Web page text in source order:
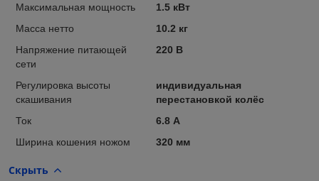
Максимальная мощность
1.5 кВт
Масса нетто
10.2 кг
Напряжение питающей
сети
220 В
Регулировка высоты
скашивания
индивидуальная
перестановкой колёс
Ток
6.8 А
Ширина кошения ножом
320 мм
Скрыть